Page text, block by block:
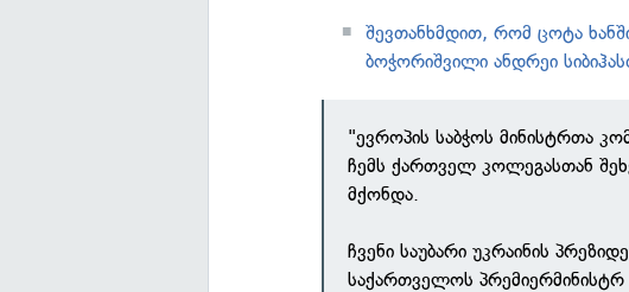
შევთანხმდით, რომ ცოტა
ბოჭორიშვილი ანდრეი
"ევროპის საბჭოს მინისტრთა
ჩემს ქართველ კოლეგასთან
მქონდა.
ჩვენი საუბარი უკრაინის
საქართველოს